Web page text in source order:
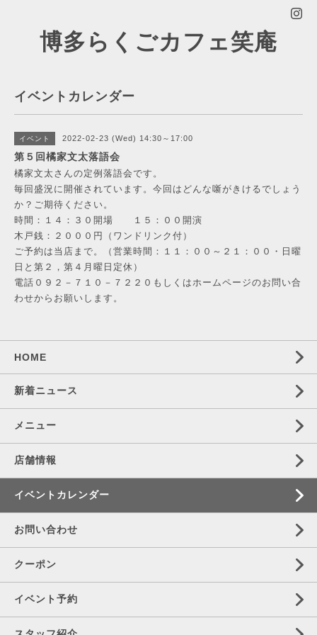
博多らくごカフェ笑庵
イベントカレンダー
イベント 2022-02-23 (Wed) 14:30～17:00
第５回橘家文太落語会
橘家文太さんの定例落語会です。
毎回盛況に開催されています。今回はどんな噺がきけるでしょう
か？ご期待ください。
時間：１４：３０開場 １５：００開演
木戸銭：２０００円（ワンドリンク付）
ご予約は当店まで。（営業時間：１１：００～２１：００・日曜
日と第２，第４月曜日定休）
電話０９２－７１０－７２２０もしくはホームページのお問い合
わせからお願いします。
HOME
新着ニュース
メニュー
店舗情報
イベントカレンダー
お問い合わせ
クーポン
イベント予約